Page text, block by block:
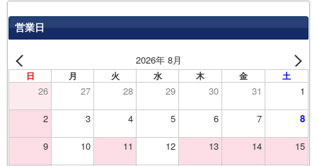
営業日
2026年 8月
日 月 火 水 木 金 土
26 27 28 29 30 31 1
2 3 4 5 6 7 8
9 10 11 12 13 14 15